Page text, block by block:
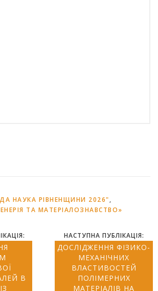
НАУКА РІВНЕНЩИНИ 2026",
ТА МАТЕРІАЛОЗНАВСТВО»
В
НАСТУПНА ПУБЛІКАЦІЯ:
ДОСЛІДЖЕННЯ ФІЗИКО-
МЕХАНІЧНИХ
ВЛАСТИВОСТЕЙ
ПОЛІМЕРНИХ
МАТЕРІАЛІВ НА